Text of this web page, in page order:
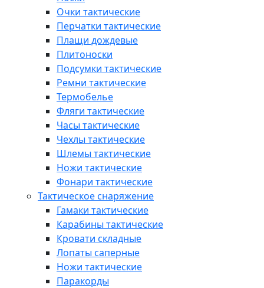
Очки тактические
Перчатки тактические
Плащи дождевые
Плитоноски
Подсумки тактические
Ремни тактические
Термобелье
Фляги тактические
Часы тактические
Чехлы тактические
Шлемы тактические
Ножи тактические
Фонари тактические
Тактическое снаряжение
Гамаки тактические
Карабины тактические
Кровати складные
Лопаты саперные
Ножи тактические
Паракорды